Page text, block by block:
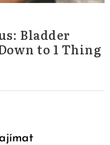
Bladder
to 1 Thing